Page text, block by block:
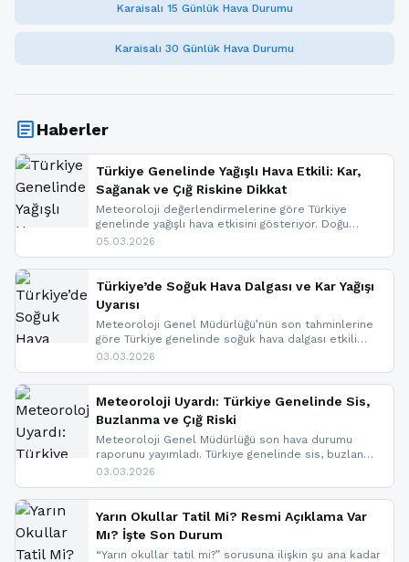
Karaisalı 15 Günlük Hava Durumu
Karaisalı 30 Günlük Hava Durumu
articleHaberler
Türkiye Genelinde Yağışlı Hava Etkili: Kar,
Sağanak ve Çığ Riskine Dikkat
Meteoroloji değerlendirmelerine göre Türkiye
genelinde yağışlı hava etkisini gösteriyor. Doğu
bölgelerinde kar yağışı beklenirken Marmara ve
ise çığ tehlikesi bulunuyor. İç kesimlerde sis ve pus
nedeniyle görüş mesafesinde azalma
yaşanabileceği belirtiliyor.
05.03.2026
Türkiye’de Soğuk Hava Dalgası ve Kar Yağışı
Uyarısı
Meteoroloji Genel Müdürlüğü’nün son tahminlerine
göre Türkiye genelinde soğuk hava dalgası etkili
oluyor. Birçok il için kar yağışı ve buzlanma uyarısı
03.03.2026
Meteoroloji Uyardı: Türkiye Genelinde Sis,
Buzlanma ve Çığ Riski
Meteoroloji Genel Müdürlüğü son hava durumu
raporunu yayımladı. Türkiye genelinde sis, buzlanma
ve don beklenirken Doğu Anadolu ve Doğu
yapıldı. İşte son dakika meteoroloji gelişmeleri.
03.03.2026
Yarın Okullar Tatil Mi? Resmi Açıklama Var
Mı? İşte Son Durum
“Yarın okullar tatil mi?” sorusuna ilişkin şu ana kadar